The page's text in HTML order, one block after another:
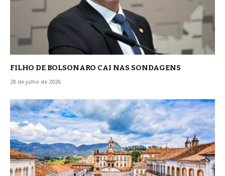
FILHO DE BOLSONARO CAI NAS SONDAGENS
28 de julho de 2026